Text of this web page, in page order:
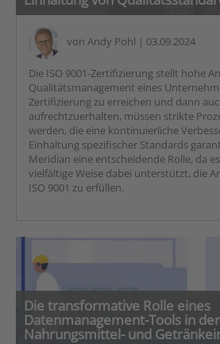
von Andy Pohl | 03.09.2024
Die ISO 9001-Zertifizierung stellt hohe
Qualitätsmanagement eines
Zertifizierung zu erreichen und dann
aufrechtzuerhalten, müssen strikte
werden, die eine kontinuierliche
Einhaltung spezifischer Standards
Meridian eine entscheidende Rolle, da
vielfältige Weise dabei unterstützt, die
ISO 9001 zu erfüllen.
Die transformative Rolle eines
Datenmanagement-Tools in der
Nahrungsmittel- und